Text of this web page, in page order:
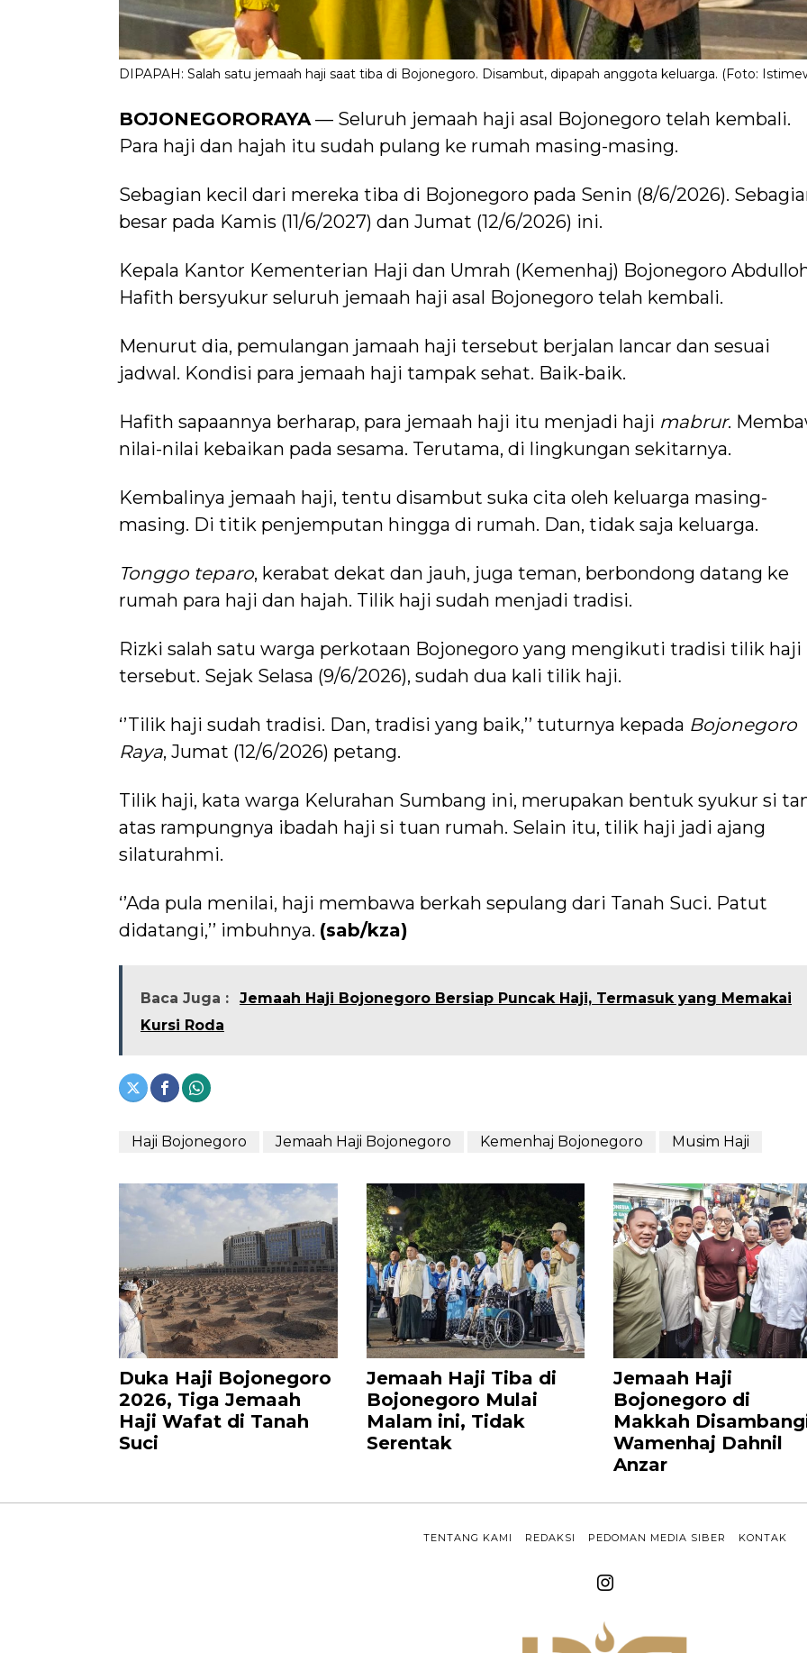
DIPAPAH: Salah satu jemaah haji saat tiba di Bojonegoro. Disambut, dipapah anggota keluarga. (Foto:
BOJONEGORORAYA— Seluruh jemaah haji asal Bojonegoro telah kembali.
Para haji dan hajah itu sudah pulang ke rumah masing-masing.
Sebagian kecil dari mereka tiba di Bojonegoro pada Senin (8/6/2026).
besar pada Kamis (11/6/2027) dan Jumat (12/6/2026) ini.
Kepala Kantor Kementerian Haji dan Umrah (Kemenhaj) Bojonegoro
Hafith bersyukur seluruh jemaah haji asal Bojonegoro telah kembali.
Menurut dia, pemulangan jamaah haji tersebut berjalan lancar dan sesuai
jadwal. Kondisi para jemaah haji tampak sehat. Baik-baik.
Hafith sapaannya berharap, para jemaah haji itu menjadi haji mabrur.
nilai-nilai kebaikan pada sesama. Terutama, di lingkungan sekitarnya.
Kembalinya jemaah haji, tentu disambut suka cita oleh keluarga masing-
masing. Di titik penjemputan hingga di rumah. Dan, tidak saja keluarga.
Tonggo teparo, kerabat dekat dan jauh, juga teman, berbondong datang ke
rumah para haji dan hajah. Tilik haji sudah menjadi tradisi.
Rizki salah satu warga perkotaan Bojonegoro yang mengikuti tradisi tilik haji
tersebut. Sejak Selasa (9/6/2026), sudah dua kali tilik haji.
‘’Tilik haji sudah tradisi. Dan, tradisi yang baik,’’ tuturnya kepada Bojonegoro
Raya, Jumat (12/6/2026) petang.
Tilik haji, kata warga Kelurahan Sumbang ini, merupakan bentuk syukur si
atas rampungnya ibadah haji si tuan rumah. Selain itu, tilik haji jadi ajang
silaturahmi.
‘’Ada pula menilai, haji membawa berkah sepulang dari Tanah Suci. Patut
didatangi,’’ imbuhnya. (sab/kza)
Baca Juga :
Jemaah Haji Bojonegoro Bersiap Puncak Haji, Termasuk yang Memakai
Kursi Roda
Haji Bojonegoro Jemaah Haji Bojonegoro Kemenhaj Bojonegoro Musim Haji
Duka Haji Bojonegoro
2026, Tiga Jemaah
Haji Wafat di Tanah
Suci
Jemaah Haji Tiba di
Bojonegoro Mulai
Malam ini, Tidak
Serentak
Jemaah Haji
Bojonegoro di
Makkah
Wamenhaj Dahnil
Anzar
TENTANG KAMI REDAKSI PEDOMAN MEDIA SIBER KONTAK